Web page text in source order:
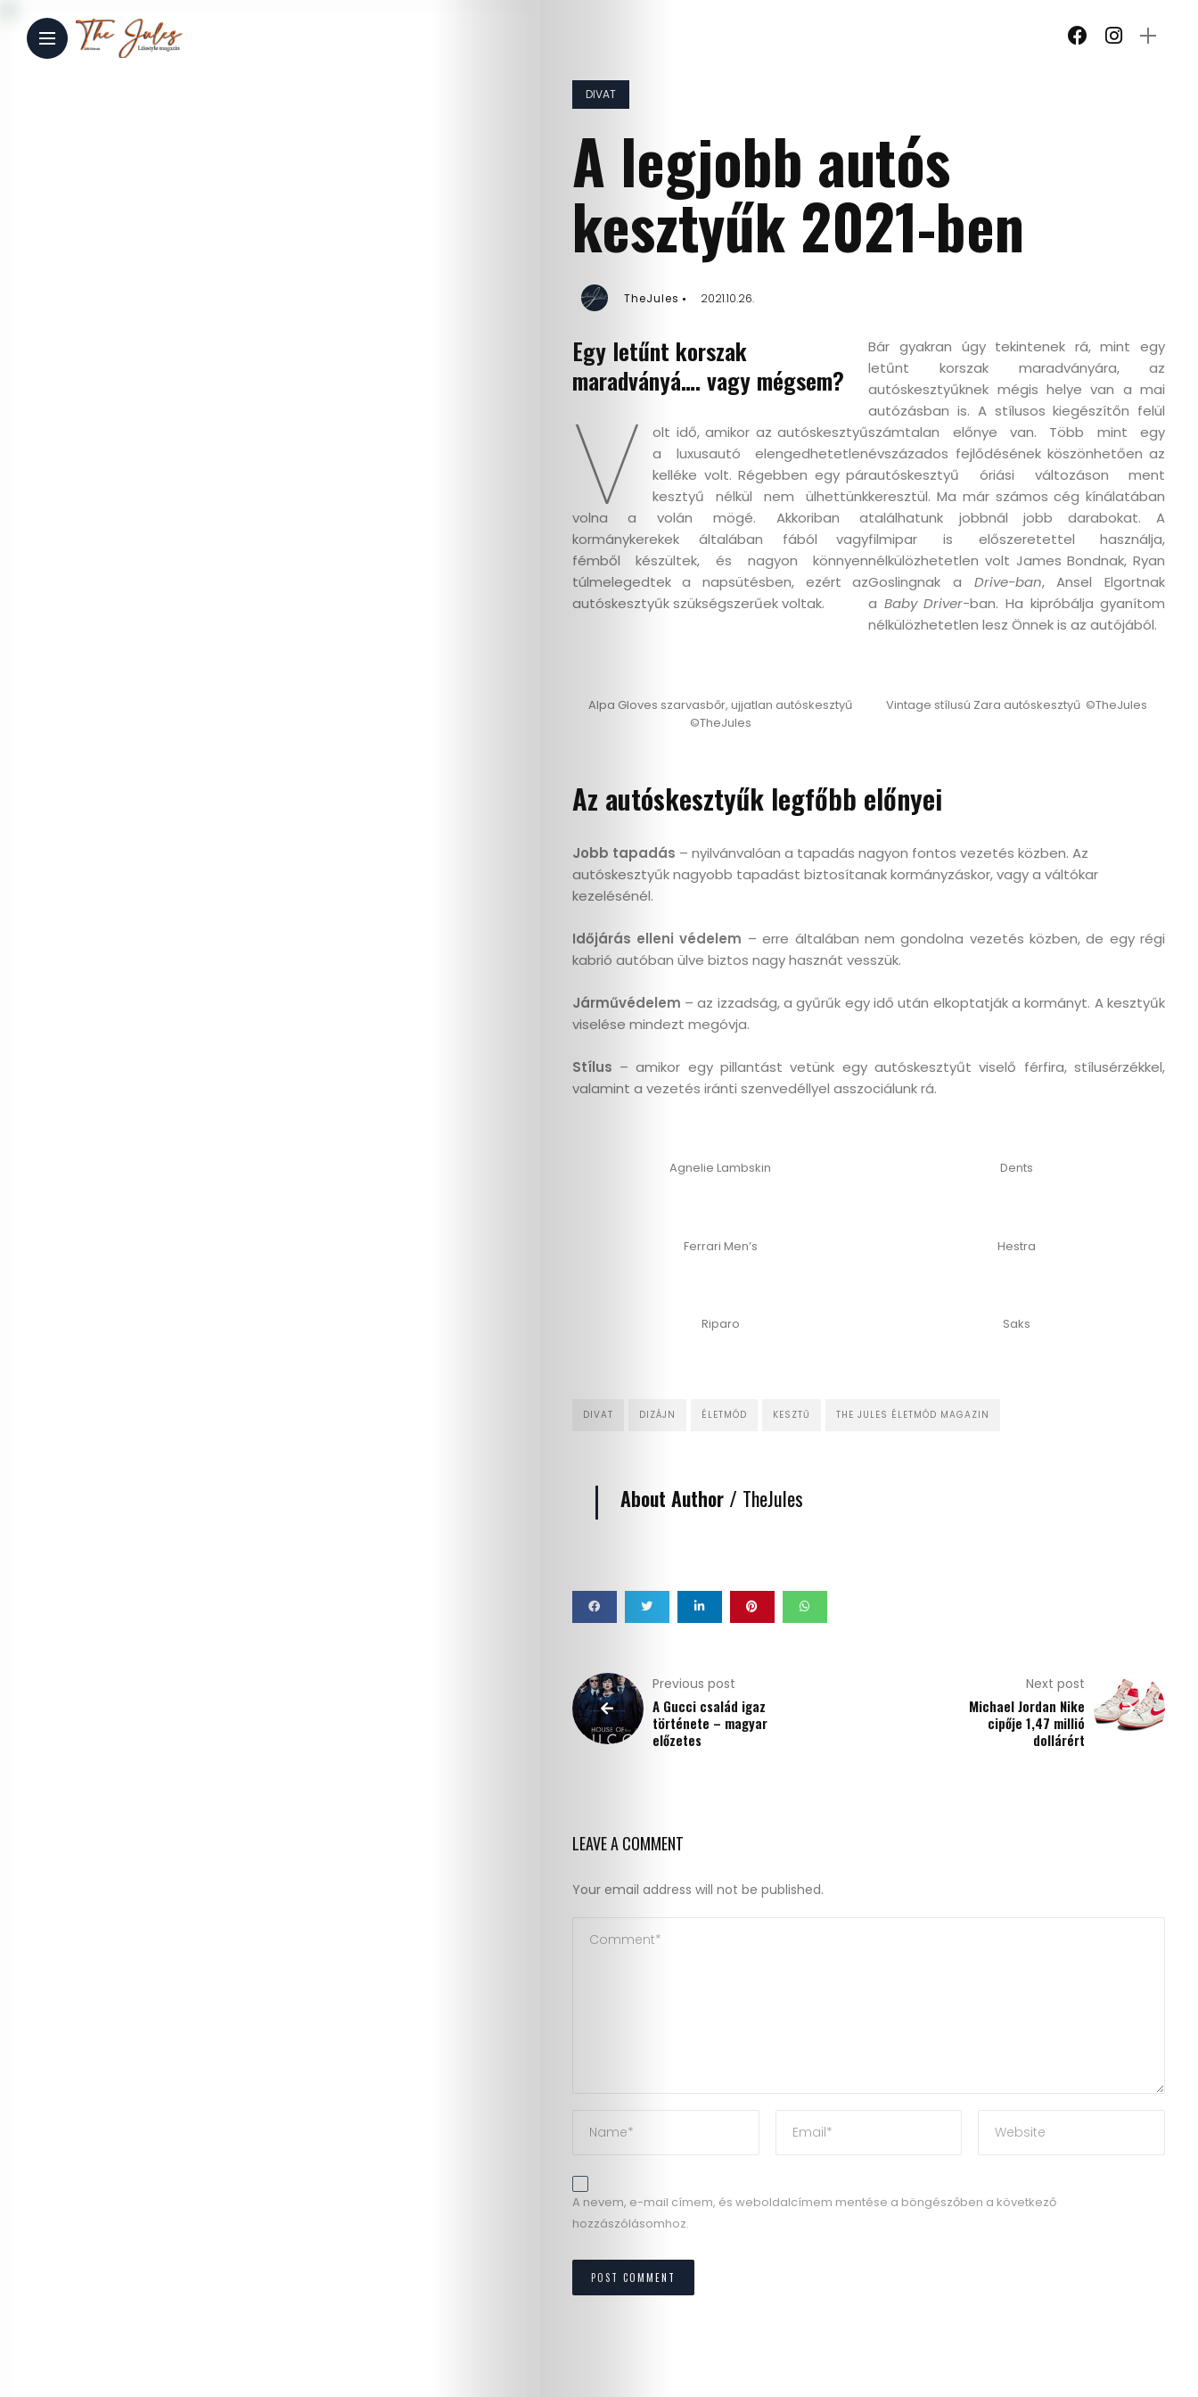
Életmód
Címlapsztorik
DIVAT
A legjobb autós
kesztyűk 2021-ben
TheJules 2021.10.26.
Egy letűnt korszak
maradványá…. vagy mégsem?
V
olt idő, amikor az autóskesztyű
a luxusautó elengedhetetlen
kelléke volt. Régebben egy pár
kesztyű nélkül nem ülhettünk
volna a volán mögé. Akkoriban a
kormánykerekek általában fából vagy
fémből készültek, és nagyon könnyen
túlmelegedtek a napsütésben, ezért az
autóskesztyűk szükségszerűek voltak.
Bár gyakran úgy tekintenek rá, mint egy
letűnt korszak maradványára, az
autóskesztyűknek mégis helye van a mai
autózásban is. A stílusos kiegészítőn felül
számtalan előnye van. Több mint egy
évszázados fejlődésének köszönhetően az
autóskesztyű óriási változáson ment
keresztül. Ma már számos cég kínálatában
találhatunk jobbnál jobb darabokat. A
filmipar is előszeretettel használja,
nélkülözhetetlen volt James Bondnak, Ryan
Goslingnak a Drive-ban, Ansel Elgortnak
a Baby Driver-ban. Ha kipróbálja gyanítom
nélkülözhetetlen lesz Önnek is az autójából.
Alpa Gloves szarvasbőr, ujjatlan autóskesztyű
©TheJules
Vintage stílusú Zara autóskesztyű ©TheJules
Az autóskesztyűk legfőbb előnyei
Jobb tapadás – nyilvánvalóan a tapadás nagyon fontos vezetés közben. Az
autóskesztyűk nagyobb tapadást biztosítanak kormányzáskor, vagy a váltókar
kezelésénél.
Időjárás elleni védelem – erre általában nem gondolna vezetés közben, de egy régi
kabrió autóban ülve biztos nagy hasznát vesszük.
Járművédelem – az izzadság, a gyűrűk egy idő után elkoptatják a kormányt. A kesztyűk
viselése mindezt megóvja.
Stílus – amikor egy pillantást vetünk egy autóskesztyűt viselő férfira, stílusérzékkel,
valamint a vezetés iránti szenvedéllyel asszociálunk rá.
Agnelie Lambskin Dents
Ferrari Men’s Hestra
Riparo Saks
DIVAT DIZÁJN ÉLETMÓD KESZTŰ THE JULES ÉLETMÓD MAGAZIN
About Author / TheJules
Previous post
A Gucci család igaz
története – magyar
előzetes
Next post
Michael Jordan Nike
cipője 1,47 millió
dollárért
LEAVE A COMMENT
Your email address will not be published.
A nevem, e-mail címem, és weboldalcímem mentése a böngészőben a következő
hozzászólásomhoz.